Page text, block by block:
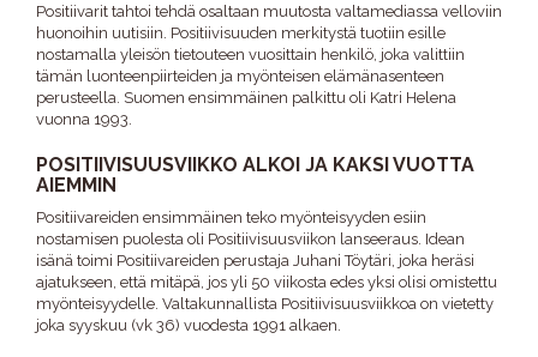
Positiivarit tahtoi tehdä osaltaan muutosta valtamediassa velloviin
huonoihin uutisiin. Positiivisuuden merkitystä tuotiin esille
nostamalla yleisön tietouteen vuosittain henkilö, joka valittiin
tämän luonteenpiirteiden ja myönteisen elämänasenteen
perusteella. Suomen ensimmäinen palkittu oli Katri Helena
vuonna 1993.
POSITIIVISUUSVIIKKO ALKOI JA KAKSI VUOTTA
AIEMMIN
Positiivareiden ensimmäinen teko myönteisyyden esiin
nostamisen puolesta oli Positiivisuusviikon lanseeraus. Idean
isänä toimi Positiivareiden perustaja Juhani Töytäri, joka heräsi
ajatukseen, että mitäpä, jos yli 50 viikosta edes yksi olisi omistettu
myönteisyydelle. Valtakunnallista Positiivisuusviikkoa on vietetty
joka syyskuu (vk 36) vuodesta 1991 alkaen.